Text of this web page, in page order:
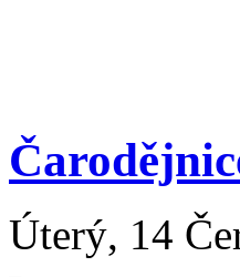
Úterý, 14